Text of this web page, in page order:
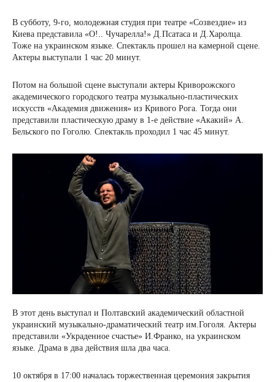
В субботу, 9-го, молодежная студия при театре «Созвездие» из
Киева представила «О!.. Чучарелла!» Д.Псатаса и Д.Харолца.
Тоже на украинском языке. Спектакль прошел на камерной сцене.
Актеры выступали 1 час 20 минут.
Потом на большой сцене выступали актеры Криворожского
академического городского театра музыкально-пластических
искусств «Академия движения» из Кривого Рога. Тогда они
представили пластическую драму в 1-е действие «Акакий» А.
Бельского по Гоголю. Спектакль проходил 1 час 45 минут.
В этот день выступал и Полтавский академический областной
украинский музыкально-драматический театр им.Гоголя. Актеры
представили «Украденное счастье» И.Франко, на украинском
языке. Драма в два действия шла два часа.
10 октября в 17:00 началась торжественная церемония закрытия